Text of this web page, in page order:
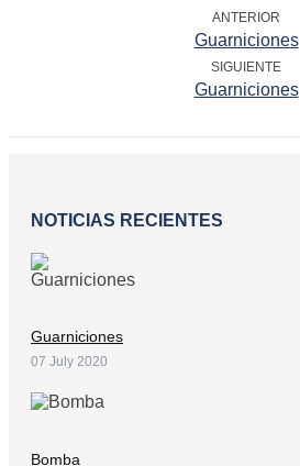
ANTERIOR
Guarniciones
SIGUIENTE
Guarniciones
NOTICIAS RECIENTES
Guarniciones
07 July 2020
Bomba